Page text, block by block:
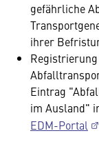
gefährliche
ihrer
Eintrag
im Ausland"
EDM-Portal